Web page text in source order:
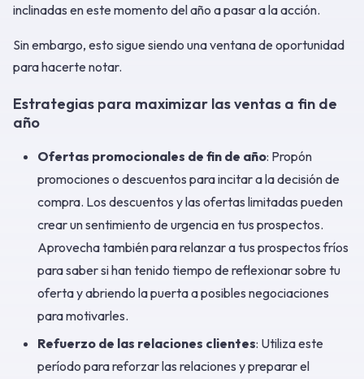
inclinadas en este momento del año a pasar a la acción.
Sin embargo, esto sigue siendo una ventana de oportunidad
para hacerte notar.
Estrategias para maximizar las ventas a fin de
año
Ofertas promocionales de fin de año: Propón
promociones o descuentos para incitar a la decisión de
compra. Los descuentos y las ofertas limitadas pueden
crear un sentimiento de urgencia en tus prospectos.
Aprovecha también para relanzar a tus prospectos fríos
para saber si han tenido tiempo de reflexionar sobre tu
oferta y abriendo la puerta a posibles negociaciones
para motivarles.
Refuerzo de las relaciones clientes: Utiliza este
período para reforzar las relaciones y preparar el